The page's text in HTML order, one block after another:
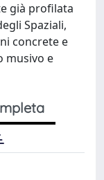
già profilata
Spaziali,
concrete e
musivo e